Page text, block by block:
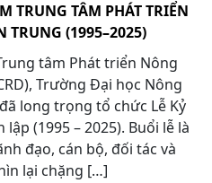
TRUNG TÂM PHÁT TRIỂN
TRUNG (1995–2025)
tâm Phát triển Nông
Trường Đại học Nông
long trọng tổ chức Lễ Kỷ
(1995 – 2025). Buổi lễ là
đạo, cán bộ, đối tác và
lại chặng […]